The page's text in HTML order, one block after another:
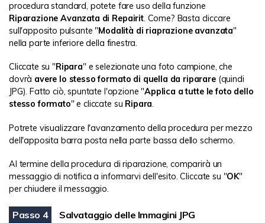
procedura standard, potete fare uso della funzione
Riparazione Avanzata di Repairit. Come? Basta cliccare
sull'apposito pulsante "Modalità di riaprazione avanzata"
nella parte inferiore della finestra.
Cliccate su "Ripara" e selezionate una foto campione, che
dovrà avere lo stesso formato di quella da riparare(quindi
JPG). Fatto ciò, spuntate l'opzione "Applica a tutte le foto dello
stesso formato" e cliccate su Ripara.
Potrete visualizzare l'avanzamento della procedura per mezzo
dell'apposita barra posta nella parte bassa dello schermo.
Al termine della procedura di riparazione, comparirà un
messaggio di notifica a informarvi dell'esito. Cliccate su "OK"
per chiudere il messaggio.
Passo 4 Salvataggio delle Immagini JPG